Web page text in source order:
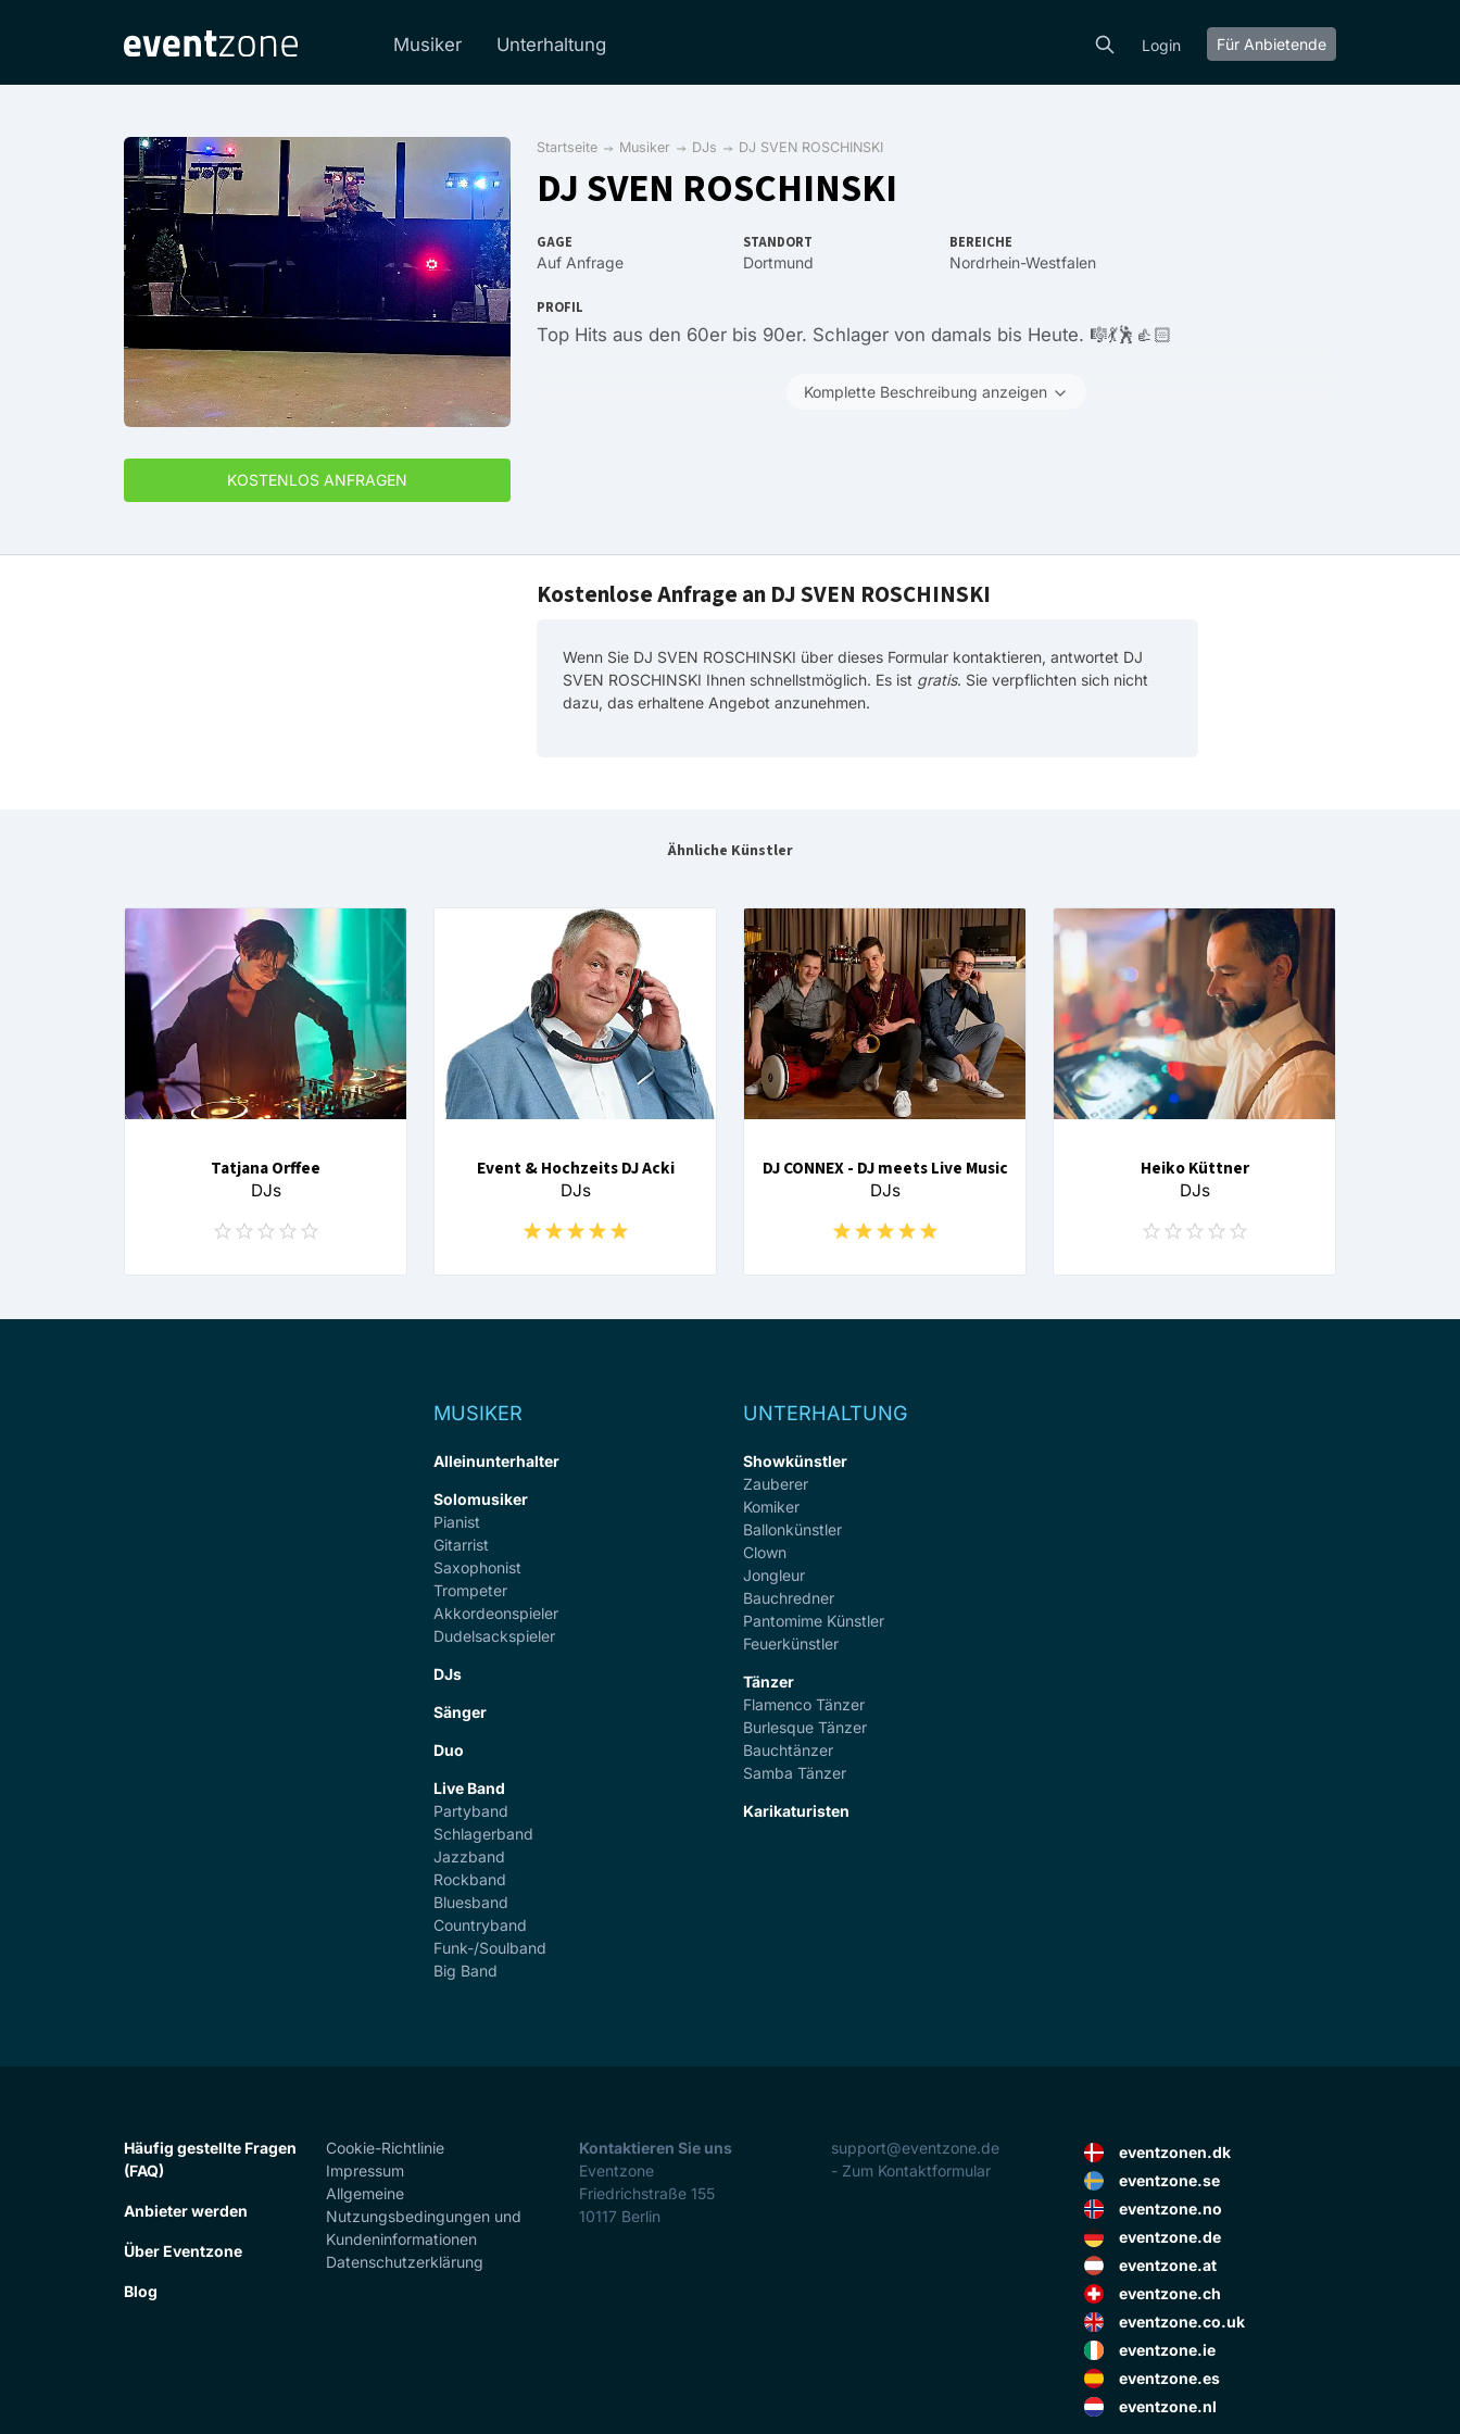
Musiker Unterhaltung Login Für Anbietende
KOSTENLOS ANFRAGEN
Startseite Musiker DJs DJ SVEN ROSCHINSKI
DJ SVEN ROSCHINSKI
GAGE
Auf Anfrage
STANDORT
Dortmund
BEREICHE
Nordrhein-Westfalen
PROFIL
Top Hits aus den 60er bis 90er. Schlager von damals bis Heute. 🎼💃🕺👍🏻
Komplette Beschreibung anzeigen
Kostenlose Anfrage an DJ SVEN ROSCHINSKI
Wenn Sie DJ SVEN ROSCHINSKI über dieses Formular kontaktieren, antwortet DJ
SVEN ROSCHINSKI Ihnen schnellstmöglich. Es ist gratis. Sie verpflichten sich nicht
dazu, das erhaltene Angebot anzunehmen.
Ähnliche Künstler
Tatjana Orffee
DJs
Event & Hochzeits DJ Acki
DJs
DJ CONNEX - DJ meets Live Music
DJs
Heiko Küttner
DJs
MUSIKER
Alleinunterhalter
Solomusiker
Pianist
Gitarrist
Saxophonist
Trompeter
Akkordeonspieler
Dudelsackspieler
DJs
Sänger
Duo
Live Band
Partyband
Schlagerband
Jazzband
Rockband
Bluesband
Countryband
Funk-/Soulband
Big Band
UNTERHALTUNG
Showkünstler
Zauberer
Komiker
Ballonkünstler
Clown
Jongleur
Bauchredner
Pantomime Künstler
Feuerkünstler
Tänzer
Flamenco Tänzer
Burlesque Tänzer
Bauchtänzer
Samba Tänzer
Karikaturisten
Häufig gestellte Fragen
(FAQ)
Anbieter werden
Über Eventzone
Blog
Cookie-Richtlinie
Impressum
Allgemeine
Nutzungsbedingungen und
Kundeninformationen
Datenschutzerklärung
Kontaktieren Sie uns
Eventzone
Friedrichstraße 155
10117 Berlin
support@eventzone.de
- Zum Kontaktformular
eventzonen.dk
eventzone.se
eventzone.no
eventzone.de
eventzone.at
eventzone.ch
eventzone.co.uk
eventzone.ie
eventzone.es
eventzone.nl